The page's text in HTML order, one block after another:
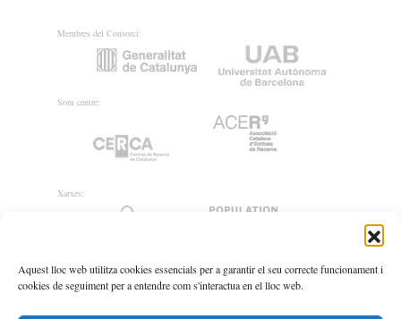
Aquest lloc web utilitza cookies essencials per a garantir el seu correcte funcionament i
cookies de seguiment per a entendre com s'interactua en el lloc web.
Membres del Consorci:
Som centre:
Xarxes: